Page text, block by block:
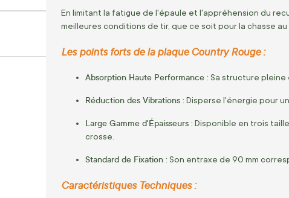
En limitant la fatigue de l'épaule et l'appréhension du
meilleures conditions de tir, que ce soit pour la chasse
Les points forts de la plaque Country Rouge :
Absorption Haute Performance : Sa structure
Réduction des Vibrations : Disperse l'énergie pour
Large Gamme d'Épaisseurs : Disponible en trois
crosse.
Standard de Fixation : Son entraxe de 90 mm
Caractéristiques Techniques :